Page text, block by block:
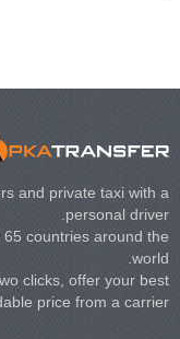
and private taxi with a
personal driver.
countries around the
world.
clicks, offer your best
price from a carrier.